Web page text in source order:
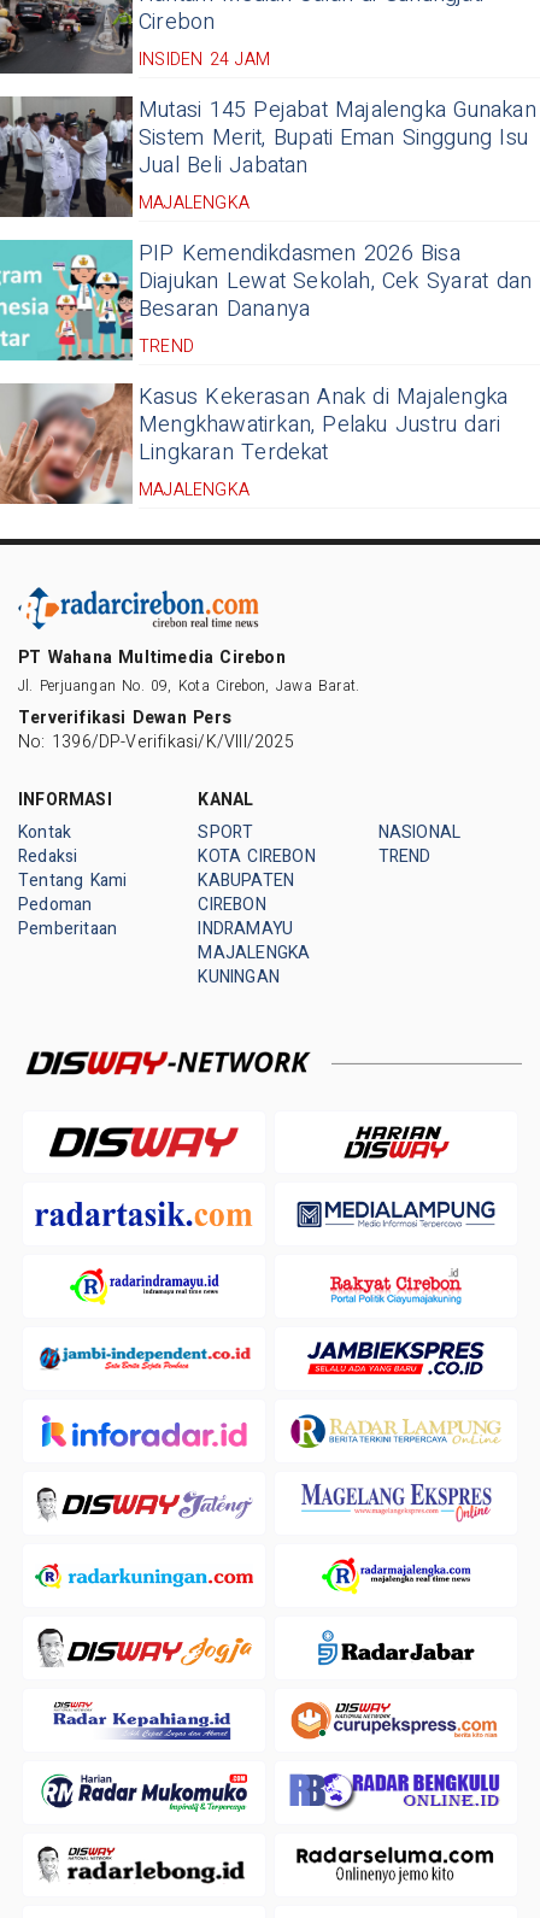
Cirebon
INSIDEN 24 JAM
Mutasi 145 Pejabat Majalengka Gunakan
Sistem Merit, Bupati Eman Singgung Isu
Jual Beli Jabatan
MAJALENGKA
PIP Kemendikdasmen 2026 Bisa
Diajukan Lewat Sekolah, Cek Syarat dan
Besaran Dananya
TREND
Kasus Kekerasan Anak di Majalengka
Mengkhawatirkan, Pelaku Justru dari
Lingkaran Terdekat
MAJALENGKA
PT Wahana Multimedia Cirebon
Jl. Perjuangan No. 09, Kota Cirebon, Jawa Barat.
Terverifikasi Dewan Pers
No: 1396/DP-Verifikasi/K/VIII/2025
INFORMASI
Kontak
Redaksi
Tentang Kami
Pedoman
Pemberitaan
KANAL
SPORT
KOTA CIREBON
KABUPATEN
CIREBON
INDRAMAYU
MAJALENGKA
KUNINGAN
NASIONAL
TREND